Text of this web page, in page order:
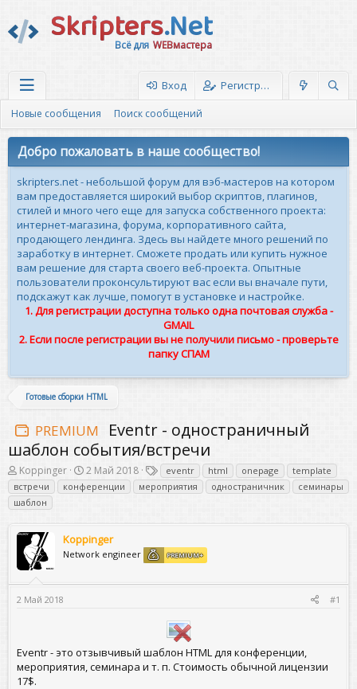
Skripters.Net
Всё для WEBмастера
Вход Регистрация
Новые сообщения Поиск сообщений
Добро пожаловать в наше сообщество!
skripters.net - небольшой форум для вэб-мастеров на котором
вам предоставляется широкий выбор скриптов, плагинов,
стилей и много чего еще для запуска собственного проекта:
интернет-магазина, форума, корпоративного сайта,
продающего лендинга. Здесь вы найдете много решений по
заработку в интернет. Сможете продать или купить нужное
вам решение для старта своего веб-проекта. Опытные
пользователи проконсультируют вас если вы вначале пути,
подскажут как лучше, помогут в установке и настройке.
1. Для регистрации доступна только одна почтовая служба -
GMAIL
2. Если после регистрации вы не получили письмо - проверьте
папку СПАМ
Готовые сборки HTML
PREMIUM
Eventr - одностраничный
шаблон события/встречи
А
в
т
о
т
м
ы
Koppinger
Д
а
т
а
ч
а
а
2 Май 2018
Т
е
г
eventr html onepage
template
встречи
конференции мероприятия одностраничник
семинары
шаблон
Koppinger
Network engineer PREMIUM+
2 Май 2018 #1
Eventr - это отзывчивый шаблон HTML для конференции,
мероприятия, семинара и т. п. Стоимость обычной лицензии
17$.